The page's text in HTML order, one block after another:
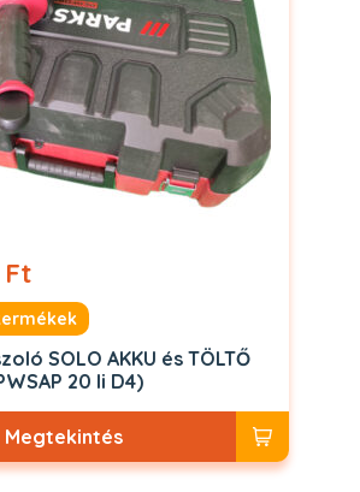
SOLO AKKU és TÖLTŐ
20 li D4)
Megtekintés